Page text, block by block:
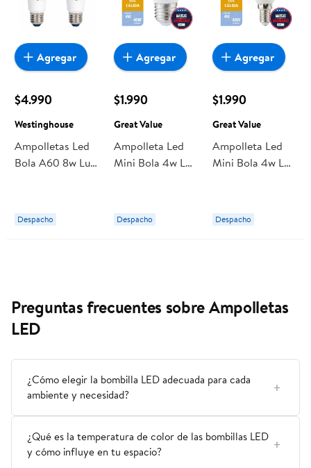
$4.990
Westinghouse
Ampolletas Led
Bola A60 8w Luz
Westinghouse
Despacho
Agregar
$1.990
Great Value
Ampolleta Led
Mini Bola 4w Luz
Despacho
Agregar
$1.990
Great Value
Ampolleta Led
Mini Bola 4w Luz
Despacho
Agregar
Preguntas frecuentes sobre Ampolletas
LED
¿Cómo elegir la bombilla LED adecuada para cada
ambiente y necesidad?
¿Qué es la temperatura de color de las bombillas LED
y cómo influye en tu espacio?